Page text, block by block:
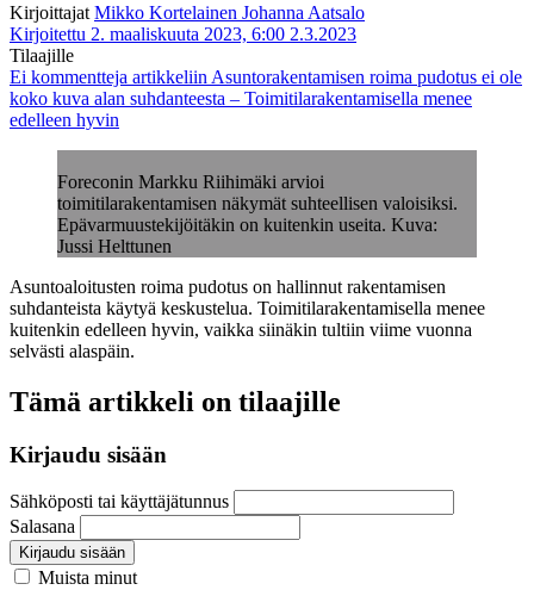
Kirjoittajat Mikko Kortelainen Johanna Aatsalo
Kirjoitettu 2. maaliskuuta 2023, 6:00 2.3.2023
Tilaajille
Ei kommentteja artikkeliin Asuntorakentamisen roima pudotus ei ole
koko kuva alan suhdanteesta – Toimitilarakentamisella menee
edelleen hyvin
Foreconin Markku Riihimäki arvioi
toimitilarakentamisen näkymät suhteellisen valoisiksi.
Epävarmuustekijöitäkin on kuitenkin useita. Kuva:
Jussi Helttunen
Asuntoaloitusten roima pudotus on hallinnut rakentamisen
suhdanteista käytyä keskustelua. Toimitilarakentamisella menee
kuitenkin edelleen hyvin, vaikka siinäkin tultiin viime vuonna
selvästi alaspäin.
Tämä artikkeli on tilaajille
Kirjaudu sisään
Sähköposti tai käyttäjätunnus
Salasana
Kirjaudu sisään
Muista minut